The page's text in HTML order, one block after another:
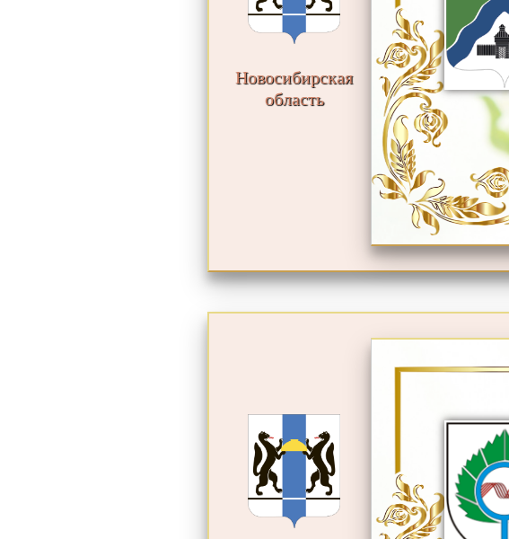
Новосибирская
область